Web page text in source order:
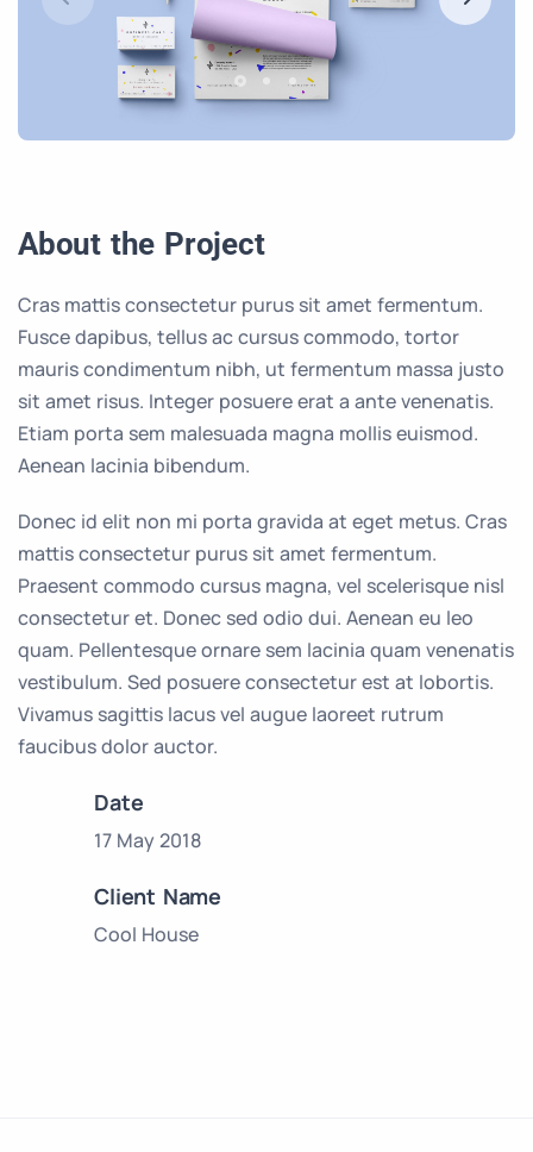
About the Project
Cras mattis consectetur purus sit amet fermentum.
Fusce dapibus, tellus ac cursus commodo, tortor
mauris condimentum nibh, ut fermentum massa justo
sit amet risus. Integer posuere erat a ante venenatis.
Etiam porta sem malesuada magna mollis euismod.
Aenean lacinia bibendum.
Donec id elit non mi porta gravida at eget metus. Cras
mattis consectetur purus sit amet fermentum.
Praesent commodo cursus magna, vel scelerisque nisl
consectetur et. Donec sed odio dui. Aenean eu leo
quam. Pellentesque ornare sem lacinia quam venenatis
vestibulum. Sed posuere consectetur est at lobortis.
Vivamus sagittis lacus vel augue laoreet rutrum
faucibus dolor auctor.
Date
17 May 2018
Client Name
Cool House